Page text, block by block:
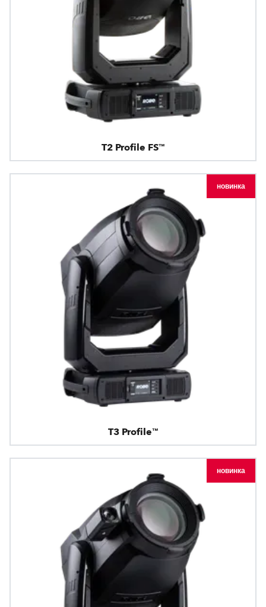
T2 Profile FS™
T3 Profile™
новинка
новинка